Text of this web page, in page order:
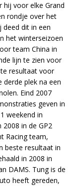
hij voor elke Grand
rondje over het
deed dit in een
het winterseizoen
team China in
lijn te zien voor
resultaat voor
plek na een
Eind 2007
geven in
weekend in
2008 in de GP2
Racing team,
beste resultaat in
in 2008 in
DAMS. Tung is de
heeft gereden,